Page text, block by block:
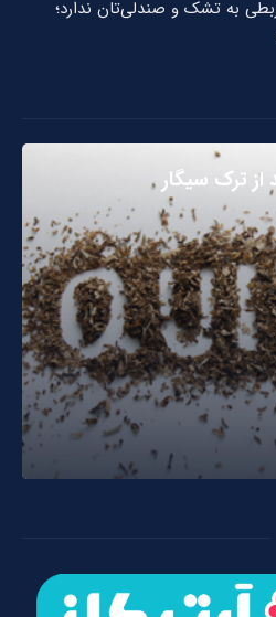
به تشک و صندلی‌تان ندارد؛
ترک سیگار